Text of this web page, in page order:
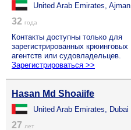
United Arab Emirates, Ajman
32 года
Контакты доступны только для
зарегистрированных крюинговых
агентств или судовладельцев.
Зарегистрироваться >>
Hasan Md Shoaiife
United Arab Emirates, Dubai
27 лет